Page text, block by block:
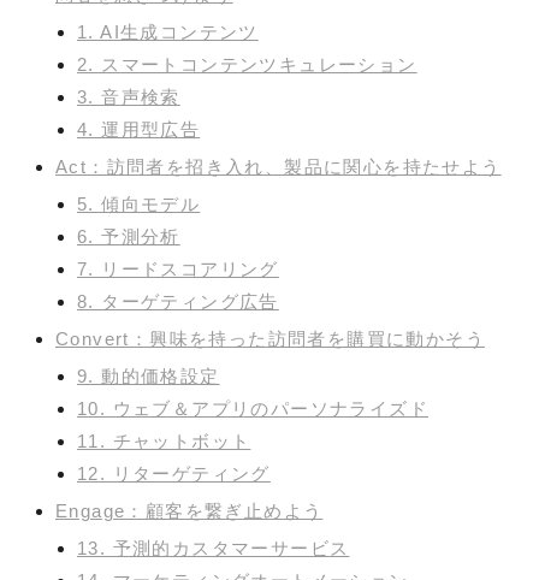
1. AI生成コンテンツ
2. スマートコンテンツキュレーション
3. 音声検索
4. 運用型広告
Act：訪問者を招き入れ、製品に関心を持たせよう
5. 傾向モデル
6. 予測分析
7. リードスコアリング
8. ターゲティング広告
Convert：興味を持った訪問者を購買に動かそう
9. 動的価格設定
10. ウェブ＆アプリのパーソナライズド
11. チャットボット
12. リターゲティング
Engage：顧客を繋ぎ止めよう
13. 予測的カスタマーサービス